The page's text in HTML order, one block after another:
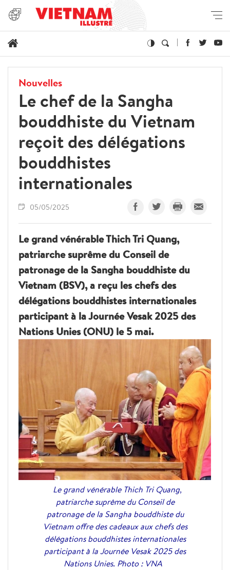
Nouvelles
Le chef de la Sangha
bouddhiste du Vietnam
reçoit des délégations
bouddhistes
internationales
05/05/2025
Le grand vénérable Thich Tri Quang,
patriarche suprême du Conseil de
patronage de la Sangha bouddhiste du
Vietnam (BSV), a reçu les chefs des
délégations bouddhistes internationales
participant à la Journée Vesak 2025 des
Nations Unies (ONU) le 5 mai.
Le grand vénérable Thich Tri Quang,
patriarche suprême du Conseil de
patronage de la Sangha bouddhiste du
Vietnam offre des cadeaux aux chefs des
délégations bouddhistes internationales
participant à la Journée Vesak 2025 des
Nations Unies. Photo : VNA